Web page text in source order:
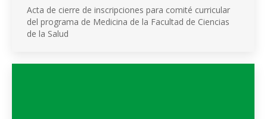
Acta de cierre de inscripciones para comité curricular
del programa de Medicina de la Facultad de Ciencias
de la Salud